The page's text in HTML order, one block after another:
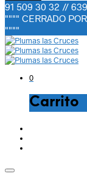
91 509 30 32 //
"""" CERRADO
""""
0
Carrito